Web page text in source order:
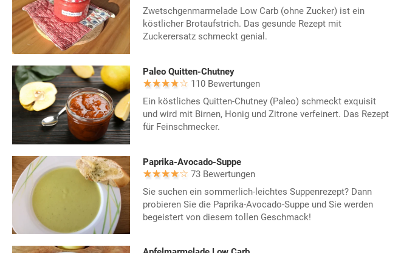
Zwetschgenmarmelade Low Carb (ohne Zucker) ist ein
köstlicher Brotaufstrich. Das gesunde Rezept mit
Zuckerersatz schmeckt genial.
Paleo Quitten-Chutney
110 Bewertungen
Ein köstliches Quitten-Chutney (Paleo) schmeckt exquisit
und wird mit Birnen, Honig und Zitrone verfeinert. Das Rezept
für Feinschmecker.
Paprika-Avocado-Suppe
73 Bewertungen
Sie suchen ein sommerlich-leichtes Suppenrezept? Dann
probieren Sie die Paprika-Avocado-Suppe und Sie werden
begeistert von diesem tollen Geschmack!